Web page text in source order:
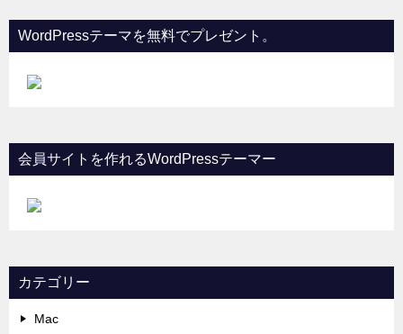
WordPressテーマを無料でプレゼント。
会員サイトを作れるWordPressテーマー
カテゴリー
Mac